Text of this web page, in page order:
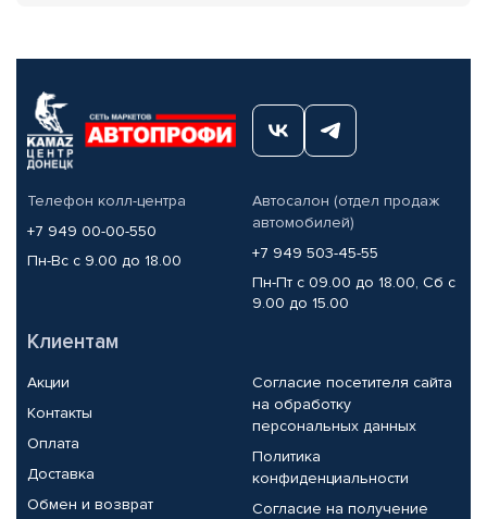
Телефон колл-центра
+7 949 00-00-550
Пн-Вс с 9.00 до 18.00
Автосалон (отдел продаж
автомобилей)
+7 949 503-45-55
Пн-Пт с 09.00 до 18.00, Сб с
9.00 до 15.00
Клиентам
Акции
Контакты
Оплата
Доставка
Обмен и возврат
Согласие посетителя сайта
на обработку
персональных данных
Политика
конфиденциальности
Согласие на получение